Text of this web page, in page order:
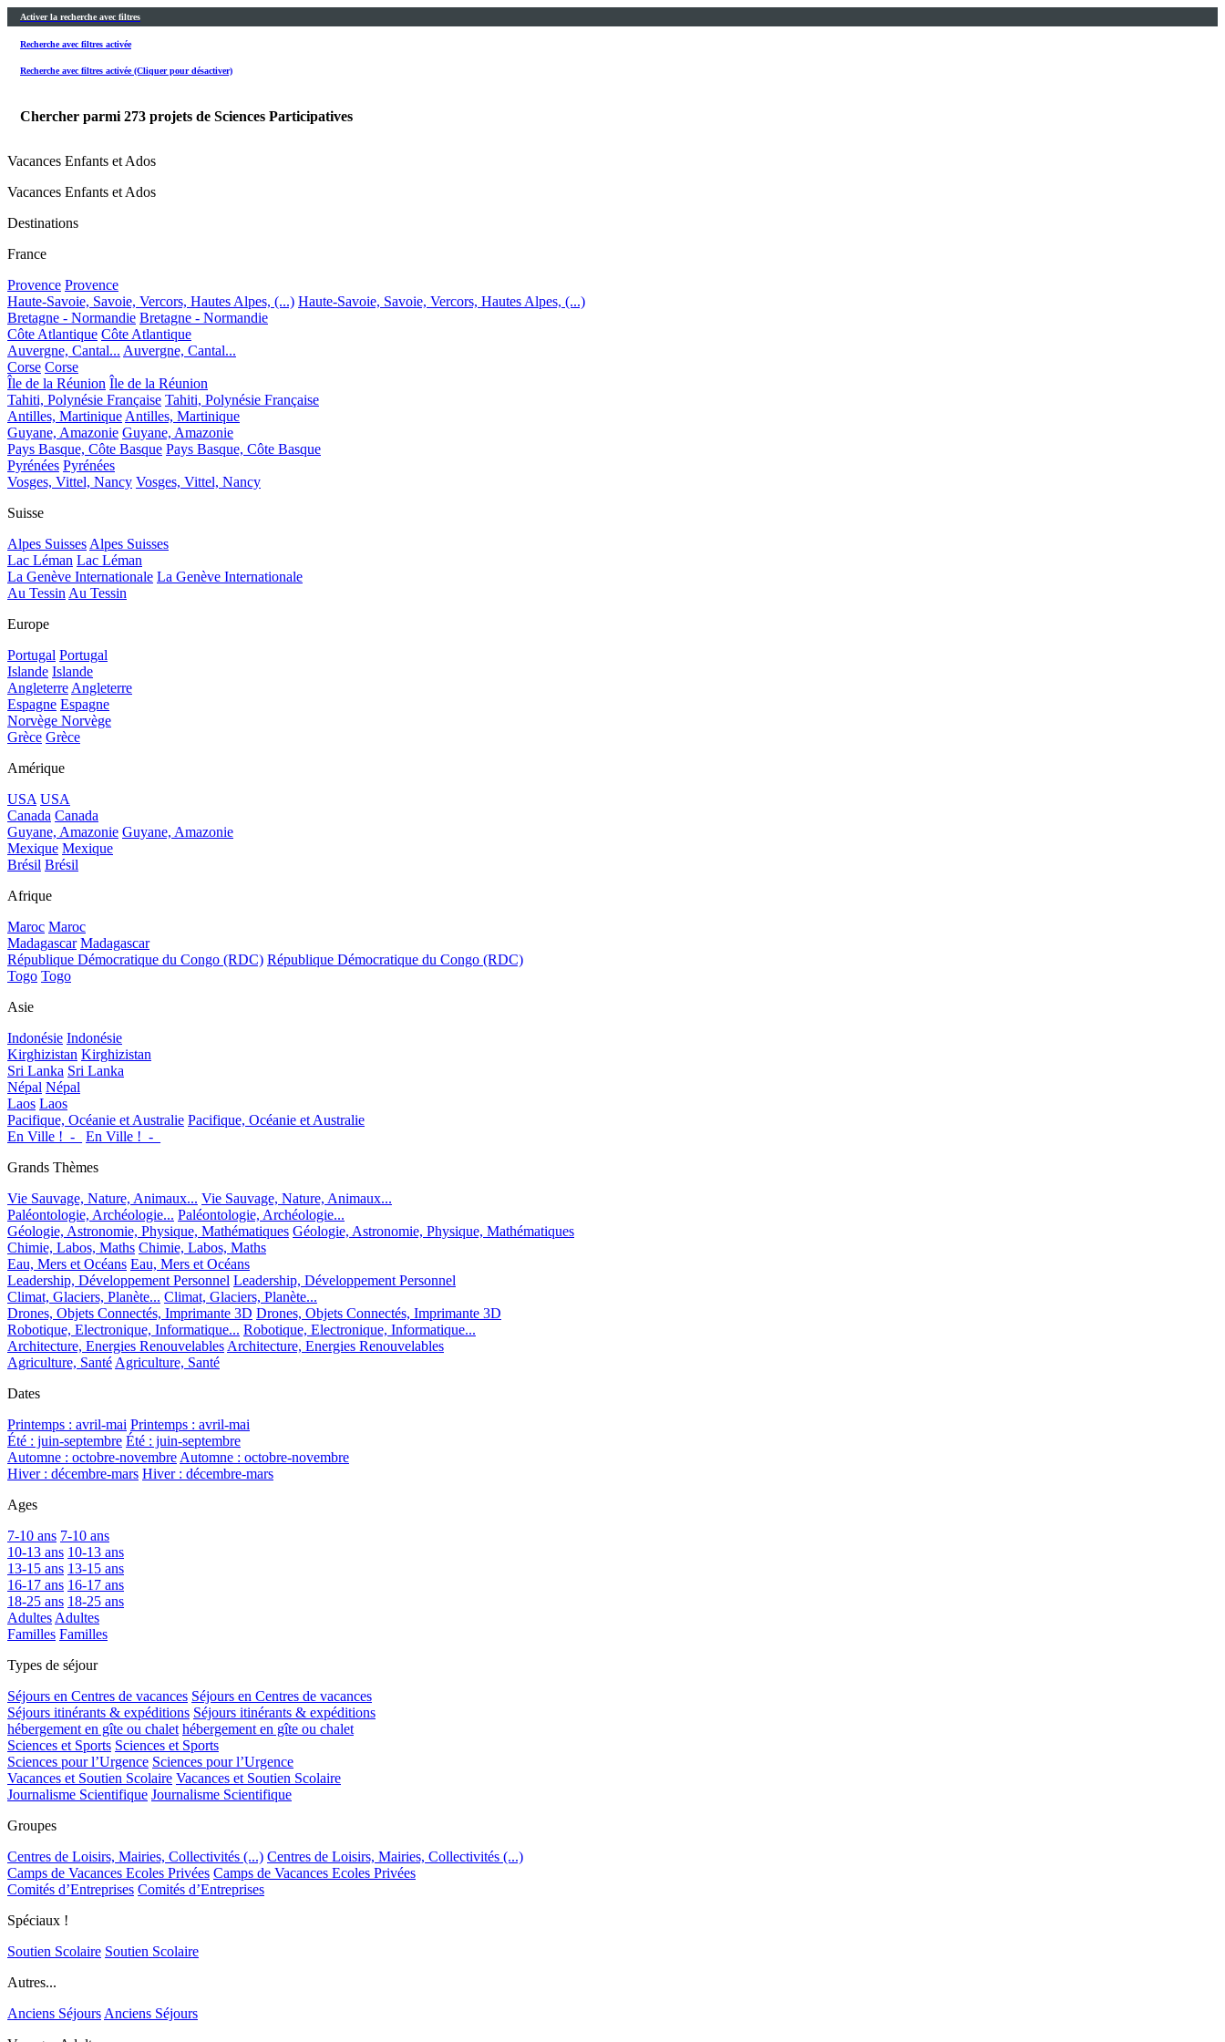
Activer la recherche avec filtres
Recherche avec filtres activée
Recherche avec filtres activée (Cliquer pour désactiver)
Chercher parmi 273 projets de Sciences Participatives
Vacances Enfants et Ados
Vacances Enfants et Ados
Destinations
France
Provence Provence
Haute-Savoie, Savoie, Vercors, Hautes Alpes, (...) Haute-Savoie, Savoie, Vercors, Hautes Alpes, (...)
Bretagne - Normandie Bretagne - Normandie
Côte Atlantique Côte Atlantique
Auvergne, Cantal... Auvergne, Cantal...
Corse Corse
Île de la Réunion Île de la Réunion
Tahiti, Polynésie Française Tahiti, Polynésie Française
Antilles, MartiniqueAntilles, Martinique
Guyane, Amazonie Guyane, Amazonie
Pays Basque, Côte Basque Pays Basque, Côte Basque
Pyrénées Pyrénées
Vosges, Vittel, Nancy Vosges, Vittel, Nancy
Suisse
Alpes SuissesAlpes Suisses
Lac Léman Lac Léman
La Genève Internationale La Genève Internationale
Au TessinAu Tessin
Europe
Portugal Portugal
Islande Islande
AngleterreAngleterre
Espagne Espagne
Norvège Norvège
Grèce Grèce
Amérique
USA USA
Canada Canada
Guyane, Amazonie Guyane, Amazonie
Mexique Mexique
Brésil Brésil
Afrique
Maroc Maroc
Madagascar Madagascar
République Démocratique du Congo (RDC) République Démocratique du Congo (RDC)
Togo Togo
Asie
Indonésie Indonésie
Kirghizistan Kirghizistan
Sri Lanka Sri Lanka
Népal Népal
Laos Laos
Pacifique, Océanie et Australie Pacifique, Océanie et Australie
En Ville !_-_
En Ville !_-_
Grands Thèmes
Vie Sauvage, Nature, Animaux... Vie Sauvage, Nature, Animaux...
Paléontologie, Archéologie... Paléontologie, Archéologie...
Géologie, Astronomie, Physique, Mathématiques Géologie, Astronomie, Physique, Mathématiques
Chimie, Labos, Maths Chimie, Labos, Maths
Eau, Mers et Océans Eau, Mers et Océans
Leadership, Développement Personnel Leadership, Développement Personnel
Climat, Glaciers, Planète... Climat, Glaciers, Planète...
Drones, Objets Connectés, Imprimante 3D Drones, Objets Connectés, Imprimante 3D
Robotique, Electronique, Informatique... Robotique, Electronique, Informatique...
Architecture, Energies RenouvelablesArchitecture, Energies Renouvelables
Agriculture, SantéAgriculture, Santé
Dates
Printemps : avril-mai Printemps : avril-mai
Été : juin-septembre Été : juin-septembre
Automne : octobre-novembreAutomne : octobre-novembre
Hiver : décembre-mars Hiver : décembre-mars
Ages
7-10 ans 7-10 ans
10-13 ans 10-13 ans
13-15 ans 13-15 ans
16-17 ans 16-17 ans
18-25 ans 18-25 ans
AdultesAdultes
Familles Familles
Types de séjour
Séjours en Centres de vacances Séjours en Centres de vacances
Séjours itinérants & expéditions Séjours itinérants & expéditions
hébergement en gîte ou chalet hébergement en gîte ou chalet
Sciences et Sports Sciences et Sports
Sciences pour l’Urgence Sciences pour l’Urgence
Vacances et Soutien Scolaire Vacances et Soutien Scolaire
Journalisme Scientifique Journalisme Scientifique
Groupes
Centres de Loisirs, Mairies, Collectivités (...) Centres de Loisirs, Mairies, Collectivités (...)
Camps de Vacances Ecoles Privées Camps de Vacances Ecoles Privées
Comités d’Entreprises Comités d’Entreprises
Spéciaux !
Soutien Scolaire Soutien Scolaire
Autres...
Anciens SéjoursAnciens Séjours